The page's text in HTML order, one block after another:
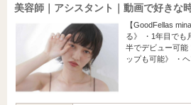
美容師｜アシスタント｜動画で好きな
【GoodFellas
る》 ・1年目でも
半でデビュー可能
ップも可能》 ・